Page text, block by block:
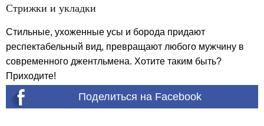
Стрижки и укладки
Стильные, ухоженные усы и борода придают
респектабельный вид, превращают любого мужчину в
современного джентльмена. Хотите таким быть?
Приходите!
Поделиться на Facebook